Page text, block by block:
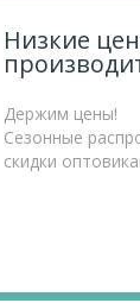
Низкие
Держим цены!
Сезонные
скидки